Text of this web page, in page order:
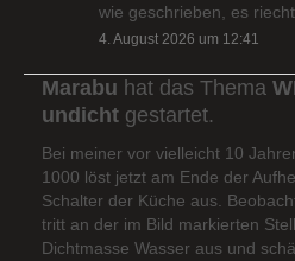
wie geschrieben, es
4. August 2026 um 12:41
Marabu hat das Thema
undicht gestartet.
Bei meiner vor vielleicht 10
1000 löst jetzt am Ende der
Schalter der Küche aus.
tritt an der im Bild markierten
Dichtmasse Wasser aus und